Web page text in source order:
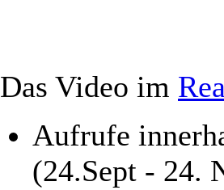
Das Video im
Aufrufe
(24.Sept - 24.